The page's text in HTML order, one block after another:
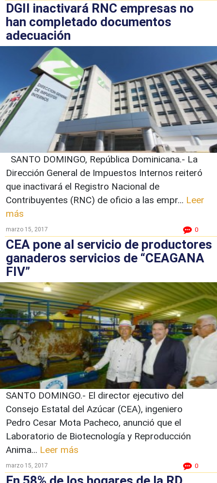
DGII inactivará RNC empresas no
han completado documentos
adecuación
SANTO DOMINGO, República Dominicana.- La
Dirección General de Impuestos Internos reiteró
que inactivará el Registro Nacional de
Contribuyentes (RNC) de oficio a las empr... Leer
más
marzo 15, 2017 0
CEA pone al servicio de productores
ganaderos servicios de “CEAGANA
FIV”
SANTO DOMINGO.- El director ejecutivo del
Consejo Estatal del Azúcar (CEA), ingeniero
Pedro Cesar Mota Pacheco, anunció que el
Laboratorio de Biotecnología y Reproducción
Anima... Leer más
marzo 15, 2017 0